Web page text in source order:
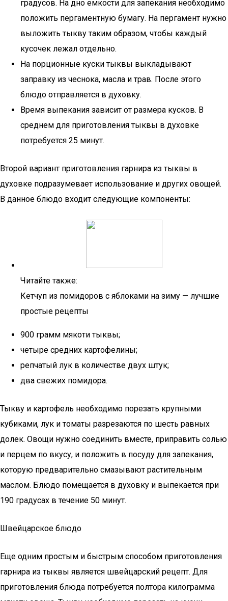
градусов. На дно емкости для запекания необходимо
положить пергаментную бумагу. На пергамент нужно
выложить тыкву таким образом, чтобы каждый
кусочек лежал отдельно.
На порционные куски тыквы выкладывают
заправку из чеснока, масла и трав. После этого
блюдо отправляется в духовку.
Время выпекания зависит от размера кусков. В
среднем для приготовления тыквы в духовке
потребуется 25 минут.
Второй вариант приготовления гарнира из тыквы в
духовке подразумевает использование и других овощей.
В данное блюдо входит следующие компоненты:
Читайте также:
Кетчуп из помидоров с яблоками на зиму — лучшие
простые рецепты
900 грамм мякоти тыквы;
четыре средних картофелины;
репчатый лук в количестве двух штук;
два свежих помидора.
Тыкву и картофель необходимо порезать крупными
кубиками, лук и томаты разрезаются по шесть равных
долек. Овощи нужно соединить вместе, приправить солью
и перцем по вкусу, и положить в посуду для запекания,
которую предварительно смазывают растительным
маслом. Блюдо помещается в духовку и выпекается при
190 градусах в течение 50 минут.
Швейцарское блюдо
Еще одним простым и быстрым способом приготовления
гарнира из тыквы является швейцарский рецепт. Для
приготовления блюда потребуется полтора килограмма